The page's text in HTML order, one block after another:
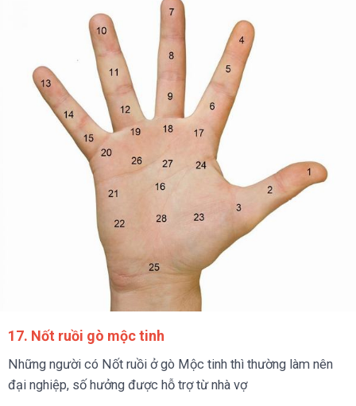
17. Nốt ruồi gò mộc tinh
Những người có Nốt ruồi ở gò Mộc tinh thì thường làm nên
đại nghiệp, số hưởng được hỗ trợ từ nhà vợ